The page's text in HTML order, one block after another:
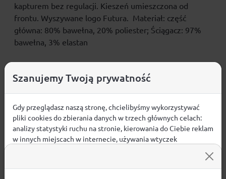
kapturem bez regulacji. Kieszeń umieszczona od
frontu. Wyszywane logo Futura. Materiał: część
główna: 80% bawełna, 20% poliester; Ściągacz: 97%
bawełna, 3% elastan
Opinie
ŚREDNIA OCENA:
Nie ma jeszcze żadnej recenzji produktu
Szanujemy Twoją prywatność
Gdy przeglądasz naszą stronę, chcielibyśmy wykorzystywać
pliki cookies do zbierania danych w trzech głównych celach:
analizy statystyki ruchu na stronie, kierowania do Ciebie reklam
w innych miejscach w internecie, używania wtyczek
używanych plików cookies.